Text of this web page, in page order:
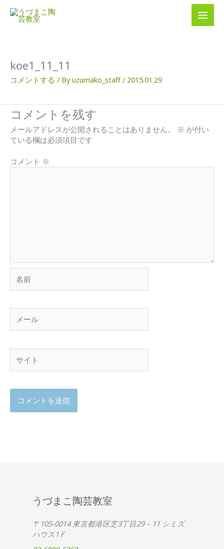
koe1_11_11
コメントする / Byuzumako_staff/ 2015.01.29
コメントを残す
メールアドレスが公開されることはありません。 ※ が付い
ている欄は必須項目です
コメント ※
前
ー
ル
ト
うづまこ陶芸教室
〒105-0014 東京都港区芝3丁目29－11 シミズ
ハウス1Ｆ